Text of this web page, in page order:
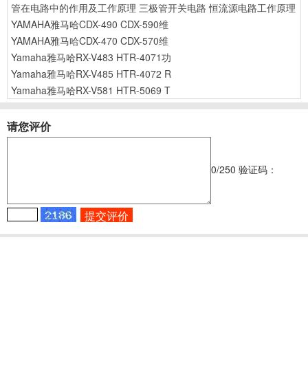
管在电路中的作用及工作原理 三极管开关电路 恒流源电路工作原理
YAMAHA雅马哈CDX-490 CDX-590维
YAMAHA雅马哈CDX-470 CDX-570维
Yamaha雅马哈RX-V483 HTR-4071功
Yamaha雅马哈RX-V485 HTR-4072 R
Yamaha雅马哈RX-V581 HTR-5069 T
请您评价
0/250 验证码：